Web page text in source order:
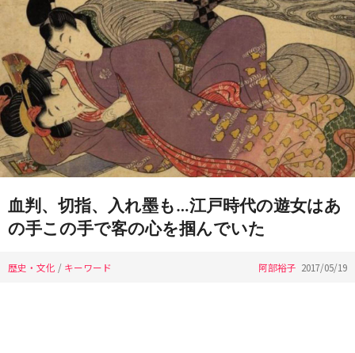
血判、切指、入れ墨も…江戸時代の遊女はあ
の手この手で客の心を掴んでいた
歴史・文化 / キーワード 阿部裕子 2017/05/19